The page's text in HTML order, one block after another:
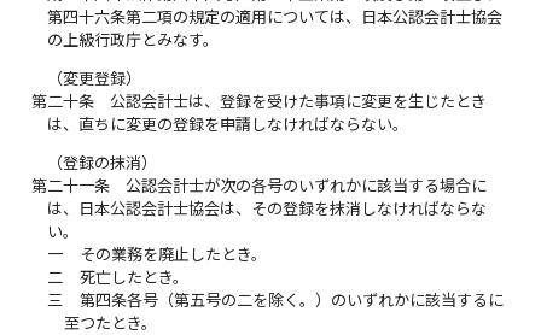
第四十六条第二項の規定の適用については、日本公認会計士協会
の上級行政庁とみなす。
（変更登録）
第二十条
公認会計士は、登録を受けた事項に変更を生じたとき
は、直ちに変更の登録を申請しなければならない。
（登録の抹消）
第二十一条
公認会計士が次の各号のいずれかに該当する場合に
は、日本公認会計士協会は、その登録を抹消しなければならな
い。
一
その業務を廃止したとき。
二
死亡したとき。
三
第四条各号（第五号の二を除く。）のいずれかに該当するに
至つたとき。